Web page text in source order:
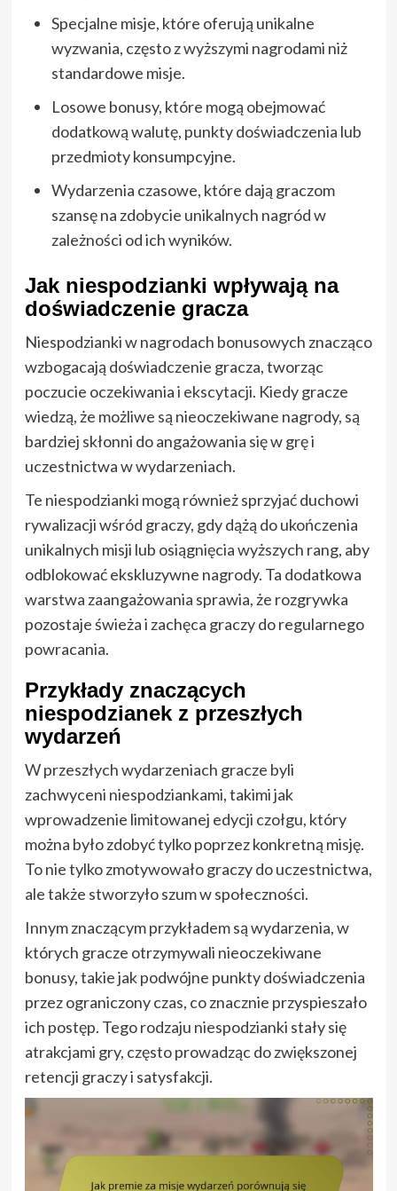
Specjalne misje, które oferują unikalne
wyzwania, często z wyższymi nagrodami niż
standardowe misje.
Losowe bonusy, które mogą obejmować
dodatkową walutę, punkty doświadczenia lub
przedmioty konsumpcyjne.
Wydarzenia czasowe, które dają graczom
szansę na zdobycie unikalnych nagród w
zależności od ich wyników.
Jak niespodzianki wpływają na
doświadczenie gracza
Niespodzianki w nagrodach bonusowych znacząco
wzbogacają doświadczenie gracza, tworząc
poczucie oczekiwania i ekscytacji. Kiedy gracze
wiedzą, że możliwe są nieoczekiwane nagrody, są
bardziej skłonni do angażowania się w grę i
uczestnictwa w wydarzeniach.
Te niespodzianki mogą również sprzyjać duchowi
rywalizacji wśród graczy, gdy dążą do ukończenia
unikalnych misji lub osiągnięcia wyższych rang, aby
odblokować ekskluzywne nagrody. Ta dodatkowa
warstwa zaangażowania sprawia, że rozgrywka
pozostaje świeża i zachęca graczy do regularnego
powracania.
Przykłady znaczących
niespodzianek z przeszłych
wydarzeń
W przeszłych wydarzeniach gracze byli
zachwyceni niespodziankami, takimi jak
wprowadzenie limitowanej edycji czołgu, który
można było zdobyć tylko poprzez konkretną misję.
To nie tylko zmotywowało graczy do uczestnictwa,
ale także stworzyło szum w społeczności.
Innym znaczącym przykładem są wydarzenia, w
których gracze otrzymywali nieoczekiwane
bonusy, takie jak podwójne punkty doświadczenia
przez ograniczony czas, co znacznie przyspieszało
ich postęp. Tego rodzaju niespodzianki stały się
atrakcjami gry, często prowadząc do zwiększonej
retencji graczy i satysfakcji.